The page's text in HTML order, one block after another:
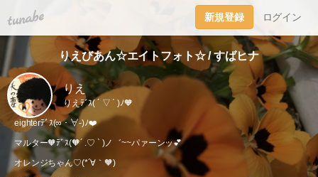
tuna.be 新規登録 ログイン
りえびあん☆エイトフォト☆ / すばヒナ
りえ
りえﾃﾞｽ( ´ ▽ ` )ﾉ🧡
eighterﾃﾞｽ(∞・∀-)ﾉ❤️
マルター🧡ﾃﾞｽ(🧡´ .♡ ` )ノ゛~~パァーンッ💕
オレンジちゃん♡(*´∀｀🧡)